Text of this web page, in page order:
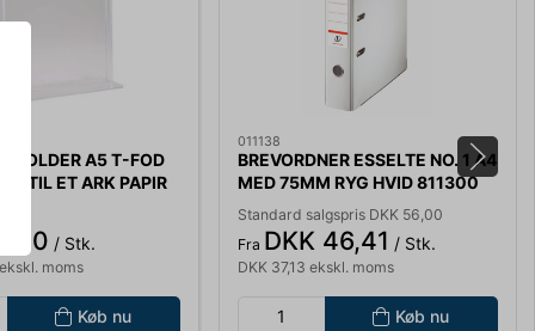
A5 T-FOD
TIL ET ARK PAPIR
/ Stk.
moms
Køb nu
011138
BREVORDNER ESSELTE NO. 1 A4
MED 75MM RYG HVID 811300
Standard salgspris DKK 56,00
Fra DKK 46,41 / Stk.
DKK 37,13 ekskl. moms
Køb nu